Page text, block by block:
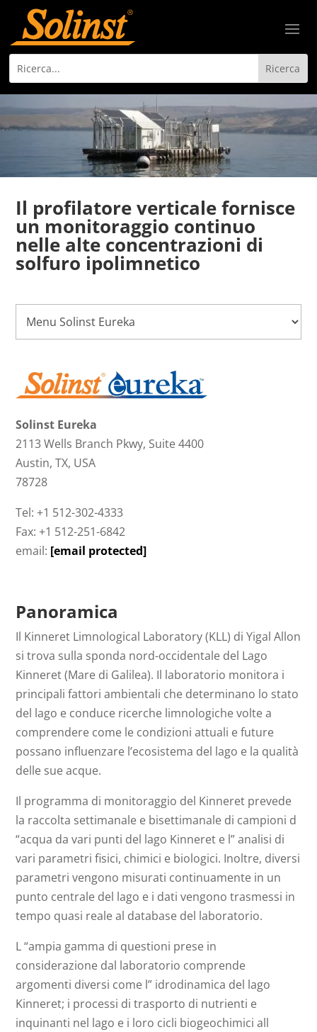
Il profilatore verticale fornisce
un monitoraggio continuo
nelle alte concentrazioni di
solfuro ipolimnetico
Solinst Eureka
2113 Wells Branch Pkwy, Suite 4400
Austin, TX, USA
78728
Tel: +1 512-302-4333
Fax: +1 512-251-6842
email: [email protected]
Panoramica
Il Kinneret Limnological Laboratory (KLL) di Yigal Allon
si trova sulla sponda nord-occidentale del Lago
Kinneret (Mare di Galilea). Il laboratorio monitora i
principali fattori ambientali che determinano lo stato
del lago e conduce ricerche limnologiche volte a
comprendere come le condizioni attuali e future
possano influenzare l’ecosistema del lago e la qualità
delle sue acque.
Il programma di monitoraggio del Kinneret prevede
la raccolta settimanale e bisettimanale di campioni d
“acqua da vari punti del lago Kinneret e l” analisi di
vari parametri fisici, chimici e biologici. Inoltre, diversi
parametri vengono misurati continuamente in un
punto centrale del lago e i dati vengono trasmessi in
tempo quasi reale al database del laboratorio.
L “ampia gamma di questioni prese in
considerazione dal laboratorio comprende
argomenti diversi come l” idrodinamica del lago
Kinneret; i processi di trasporto di nutrienti e
inquinanti nel lago e i loro cicli biogeochimici all